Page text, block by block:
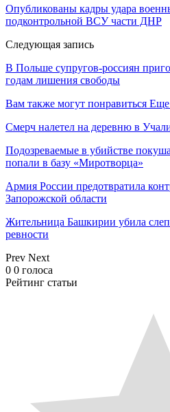
Опубликованы кадры удара
подконтрольной ВСУ части ДНР
Следующая запись
В Польше супругов-россиян
годам лишения свободы
Вам также могут понравиться Еще
Смерч налетел на деревню в
Подозреваемые в убийстве
попали в базу «Миротворца»
Армия России предотвратила
Запорожской области
Жительница Башкирии убила
ревности
Prev Next
0 0 голоса
Рейтинг статьи